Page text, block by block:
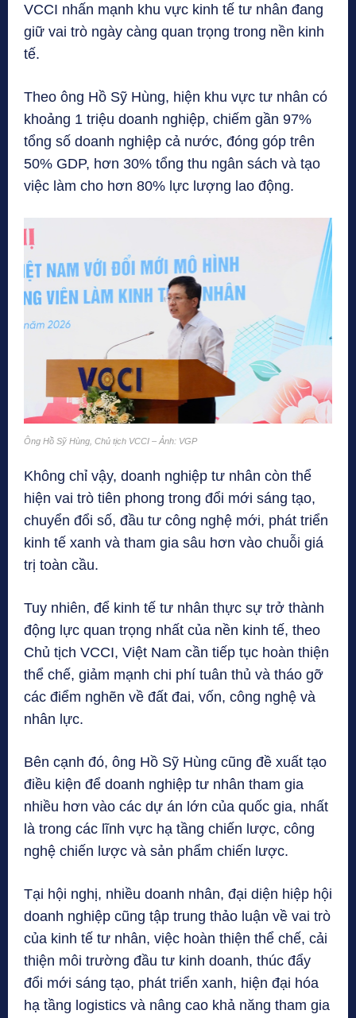
VCCI nhấn mạnh khu vực kinh tế tư nhân đang
giữ vai trò ngày càng quan trọng trong nền kinh
tế.
Theo ông Hồ Sỹ Hùng, hiện khu vực tư nhân có
khoảng 1 triệu doanh nghiệp, chiếm gần 97%
tổng số doanh nghiệp cả nước, đóng góp trên
50% GDP, hơn 30% tổng thu ngân sách và tạo
việc làm cho hơn 80% lực lượng lao động.
Ông Hồ Sỹ Hùng, Chủ tịch VCCI – Ảnh: VGP
Không chỉ vậy, doanh nghiệp tư nhân còn thể
hiện vai trò tiên phong trong đổi mới sáng tạo,
chuyển đổi số, đầu tư công nghệ mới, phát triển
kinh tế xanh và tham gia sâu hơn vào chuỗi giá
trị toàn cầu.
Tuy nhiên, để kinh tế tư nhân thực sự trở thành
động lực quan trọng nhất của nền kinh tế, theo
Chủ tịch VCCI, Việt Nam cần tiếp tục hoàn thiện
thể chế, giảm mạnh chi phí tuân thủ và tháo gỡ
các điểm nghẽn về đất đai, vốn, công nghệ và
nhân lực.
Bên cạnh đó, ông Hồ Sỹ Hùng cũng đề xuất tạo
điều kiện để doanh nghiệp tư nhân tham gia
nhiều hơn vào các dự án lớn của quốc gia, nhất
là trong các lĩnh vực hạ tầng chiến lược, công
nghệ chiến lược và sản phẩm chiến lược.
Tại hội nghị, nhiều doanh nhân, đại diện hiệp hội
doanh nghiệp cũng tập trung thảo luận về vai trò
của kinh tế tư nhân, việc hoàn thiện thể chế, cải
thiện môi trường đầu tư kinh doanh, thúc đẩy
đổi mới sáng tạo, phát triển xanh, hiện đại hóa
hạ tầng logistics và nâng cao khả năng tham gia